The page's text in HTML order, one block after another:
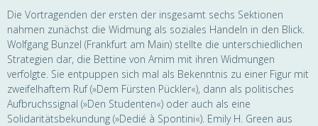
Die Vortragenden der ersten der insgesamt sechs Sektionen
nahmen zunächst die Widmung als soziales Handeln in den Blick.
Wolfgang Bunzel (Frankfurt am Main) stellte die unterschiedlichen
Strategien dar, die Bettine von Arnim mit ihren Widmungen
verfolgte. Sie entpuppen sich mal als Bekenntnis zu einer Figur mit
zweifelhaftem Ruf (»Dem Fürsten Pückler«), dann als politisches
Aufbruchssignal (»Den Studenten«) oder auch als eine
Solidaritätsbekundung (»Dedié à Spontini«). Emily H. Green aus